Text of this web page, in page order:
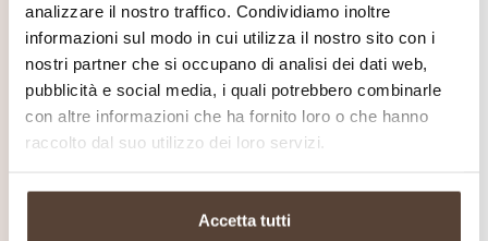
analizzare il nostro traffico. Condividiamo inoltre
informazioni sul modo in cui utilizza il nostro sito con i
nostri partner che si occupano di analisi dei dati web,
pubblicità e social media, i quali potrebbero combinarle
con altre informazioni che ha fornito loro o che hanno
raccolto dal suo utilizzo dei loro servizi.
Accetta tutti
Hammam (gegen Gebühr)
Whirlpool/Jacuzzi (gegen Aufpreis)
Spa & Wellnesscenter (gegen Gebühr)
Solarium (gegen Gebühr)
Sauna (gegen Gebühr)
Unterhaltung und Dienstleistungen für Familien
Sicherheitsgitter für Kinder
Gesprochene Sprachen